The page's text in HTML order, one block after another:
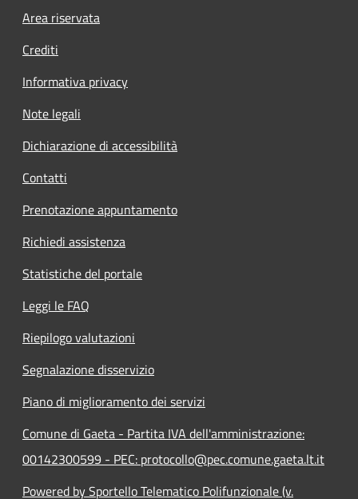
Footer menu
Area riservata
Crediti
Informativa privacy
Note legali
Dichiarazione di accessibilità
Contatti
Prenotazione appuntamento
Richiedi assistenza
Statistiche del portale
Leggi le FAQ
Riepilogo valutazioni
Segnalazione disservizio
Piano di miglioramento dei servizi
Comune di Gaeta - Partita IVA dell'amministrazione:
00142300599 - PEC: protocollo@pec.comune.gaeta.lt.it
Powered by Sportello Telematico Polifunzionale (v.